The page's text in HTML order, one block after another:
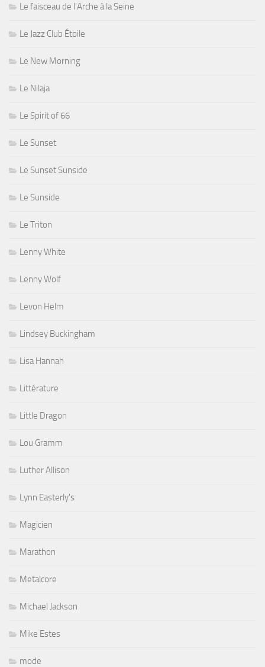
Le faisceau de l'Arche à la Seine
Le Jazz Club Étoile
Le New Morning
Le Nilaja
Le Spirit of 66
Le Sunset
Le Sunset Sunside
Le Sunside
Le Triton
Lenny White
Lenny Wolf
Levon Helm
Lindsey Buckingham
Lisa Hannah
Littérature
Little Dragon
Lou Gramm
Luther Allison
Lynn Easterly's
Magicien
Marathon
Metalcore
Michael Jackson
Mike Estes
mode